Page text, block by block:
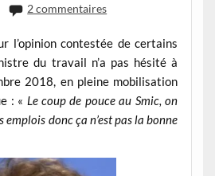
2 commentaires
l’opinion contestée de certains
du travail n’a pas hésité à
2018, en pleine mobilisation
: « Le coup de pouce au Smic, on
donc ça n’est pas la bonne